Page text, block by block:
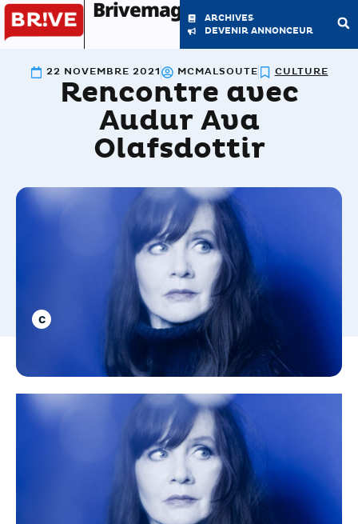
Brivemag'
ARCHIVES
DEVENIR ANNONCEUR
22 NOVEMBRE 2021 MCMALSOUTE CULTURE
Rencontre avec
Audur Ava
Olafsdottir